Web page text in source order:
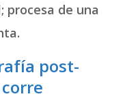
de una
post-